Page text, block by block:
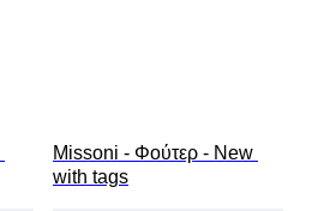
Missoni - Φούτερ - New
with tags